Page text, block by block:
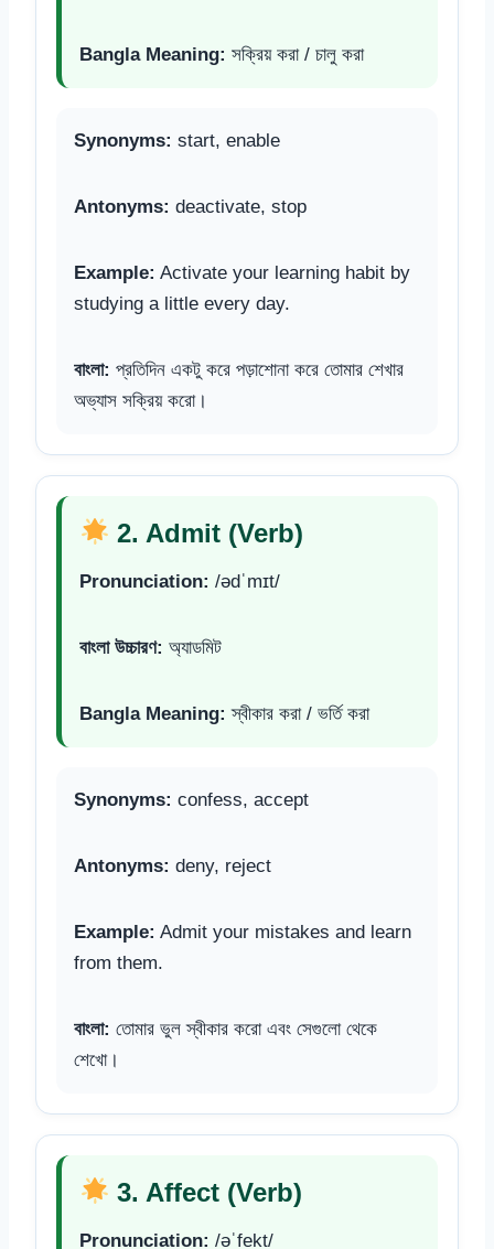
Bangla Meaning: সক্রিয় করা / চালু করা
Synonyms: start, enable
Antonyms: deactivate, stop
Example: Activate your learning habit by
studying a little every day.
বাংলা: প্রতিদিন একটু করে পড়াশোনা করে তোমার শেখার
অভ্যাস সক্রিয় করো।
2. Admit (Verb)
Pronunciation: /ədˈmɪt/
বাংলা উচ্চারণ: অ্যাডমিট
Bangla Meaning: স্বীকার করা / ভর্তি করা
Synonyms: confess, accept
Antonyms: deny, reject
Example: Admit your mistakes and learn
from them.
বাংলা: তোমার ভুল স্বীকার করো এবং সেগুলো থেকে
শেখো।
3. Affect (Verb)
Pronunciation: /əˈfekt/